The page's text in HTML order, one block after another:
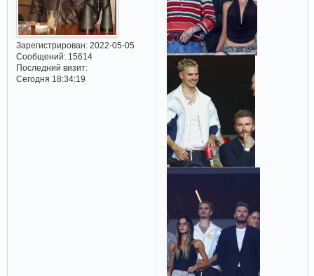
Зарегистрирован: 2022-05-05
Сообщений:15614
Последний визит:
Сегодня 18:34:19